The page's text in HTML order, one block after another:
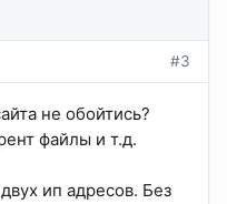
#3
не обойтись?
файлы и т.д.
ип адресов. Без